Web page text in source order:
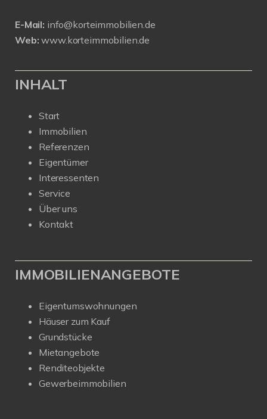
E-Mail: info@korteimmobilien.de
Web: www.korteimmobilien.de
INHALT
Start
Immobilien
Referenzen
Eigentümer
Interessenten
Service
Über uns
Kontakt
IMMOBILIENANGEBOTE
Eigentumswohnungen
Häuser zum Kauf
Grundstücke
Mietangebote
Renditeobjekte
Gewerbeimmobilien